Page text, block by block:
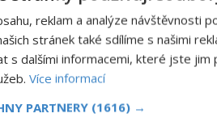
reklam a analýze návštěvnosti
stránek také sdílíme s našimi
s dalšími informacemi, které jste
Více informací
PARTNERY (1616) →